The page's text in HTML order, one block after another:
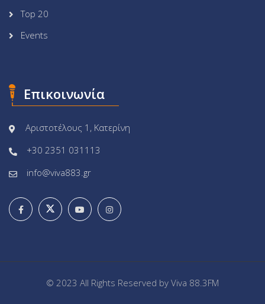
Top 20
Events
Επικοινωνία
Αριστοτέλους 1, Κατερίνη
+30 2351 031113
info@viva883.gr
© 2023 All Rights Reserved by Viva 88.3FM